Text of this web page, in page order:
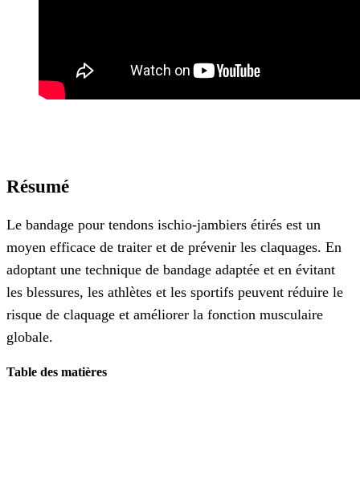
Résumé
Le bandage pour tendons ischio-jambiers étirés est un
moyen efficace de traiter et de prévenir les claquages. En
adoptant une technique de bandage adaptée et en évitant
les blessures, les athlètes et les sportifs peuvent réduire le
risque de claquage et améliorer la fonction musculaire
globale.
Table des matières